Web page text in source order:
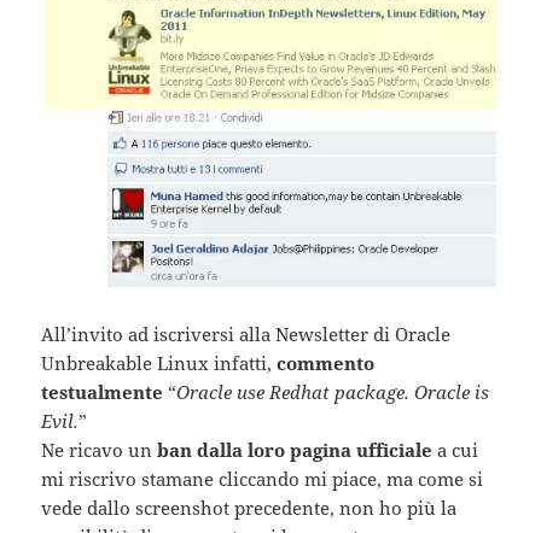
All’invito ad iscriversi alla Newsletter di Oracle
Unbreakable Linux infatti,commento
testualmente “Oracle use Redhat package. Oracle is
Evil.”
Ne ricavo unban dalla loro pagina ufficiale a cui
mi riscrivo stamane cliccando mi piace, ma come si
vede dallo screenshot precedente, non ho più la